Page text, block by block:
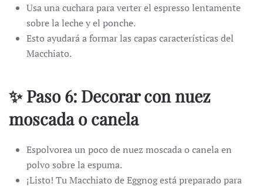
Usa una cuchara para verter el espresso lentamente
sobre la leche y el ponche.
Esto ayudará a formar las capas características del
Macchiato.
✨ Paso 6: Decorar con nuez
moscada o canela
Espolvorea un poco de nuez moscada o canela en
polvo sobre la espuma.
¡Listo! Tu Macchiato de Eggnog está preparado para